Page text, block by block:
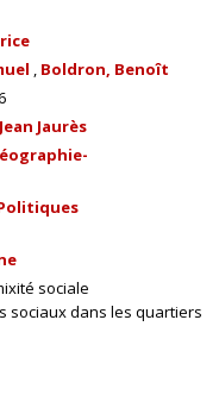
Boldron, Benoît
Jaurès
sociale
sociaux dans les quartiers